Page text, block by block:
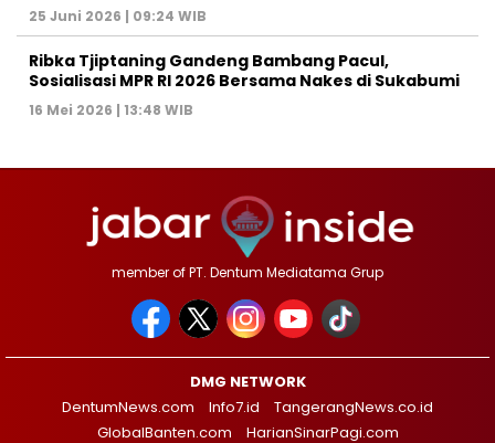
25 Juni 2026 | 09:24 WIB
Ribka Tjiptaning Gandeng Bambang Pacul,
Sosialisasi MPR RI 2026 Bersama Nakes di Sukabumi
16 Mei 2026 | 13:48 WIB
member of PT. Dentum Mediatama Grup
DMG NETWORK
DentumNews.com
Info7.id
TangerangNews.co.id
GlobalBanten.com
HarianSinarPagi.com